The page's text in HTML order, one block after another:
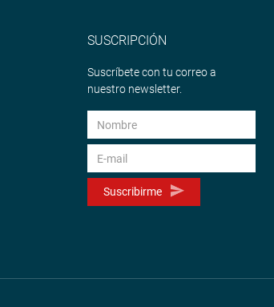
SUSCRIPCIÓN
Suscríbete con tu correo a
nuestro newsletter.
Suscribirme